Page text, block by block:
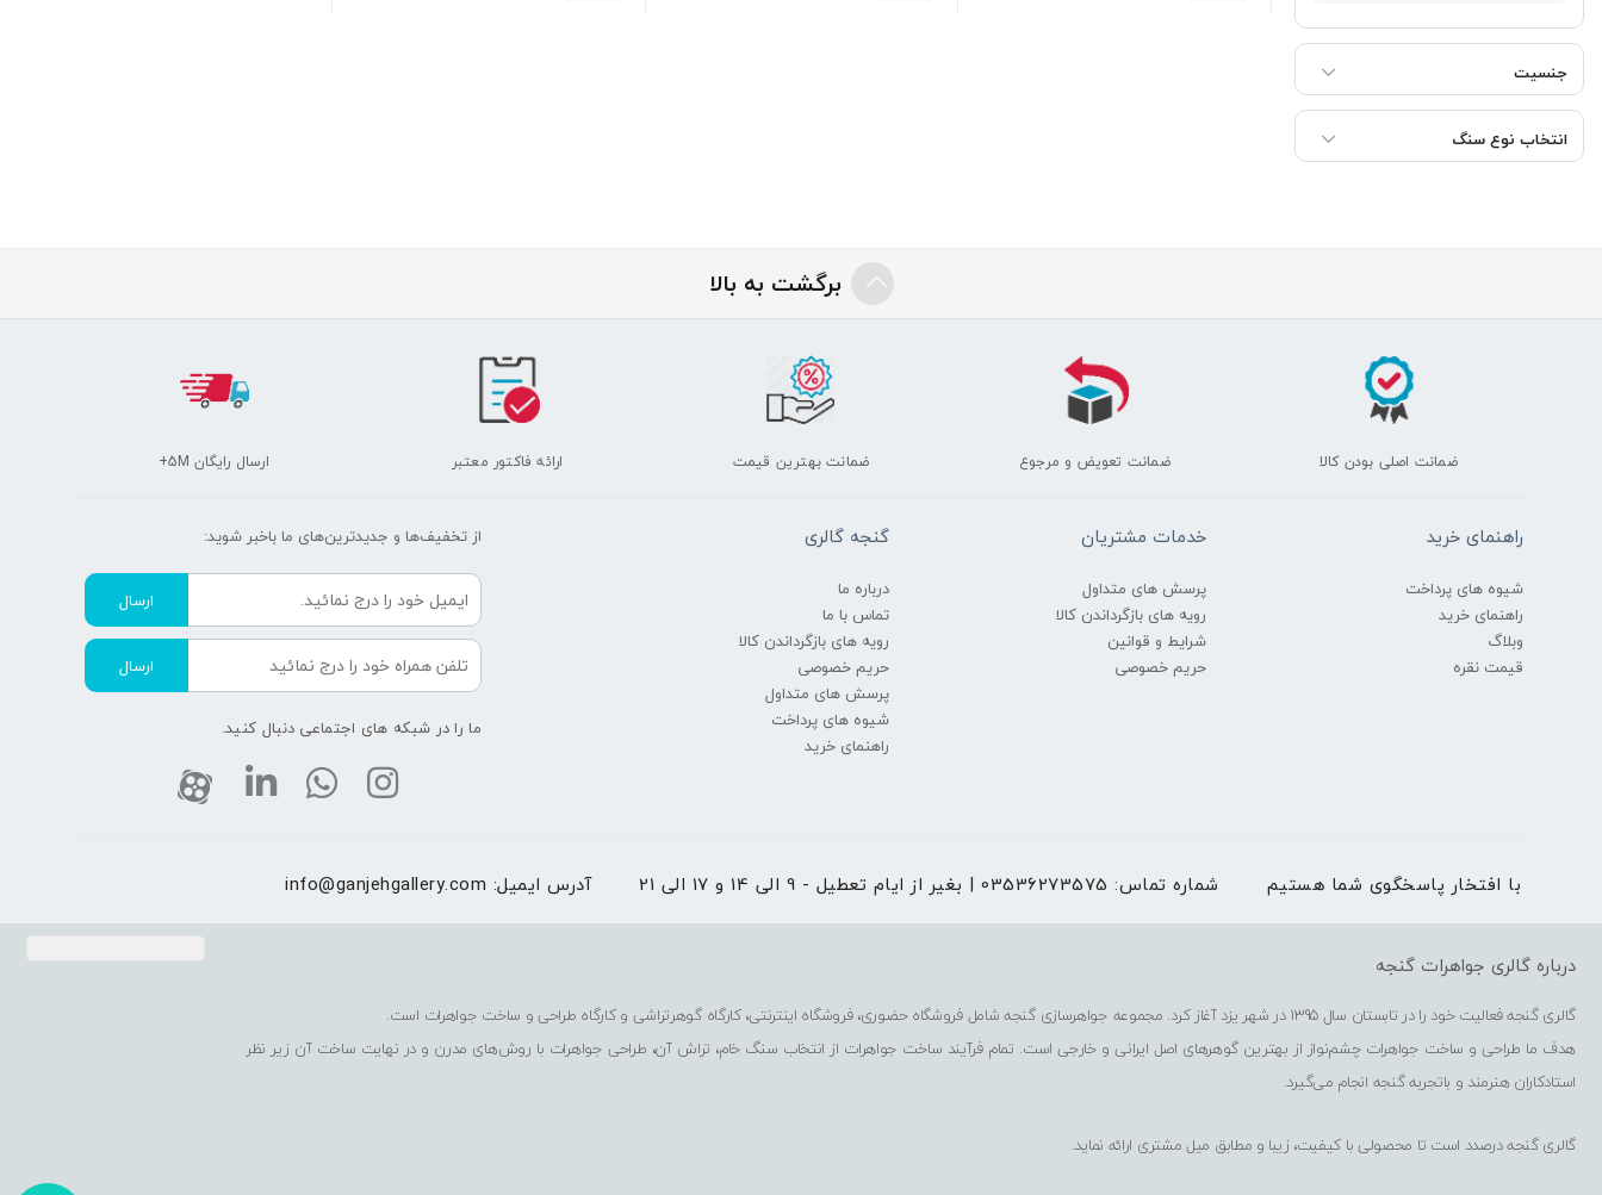
جنسیت
انتخاب نوع سنگ
برگشت به بالا
ضمانت اصلی بودن کالا ضمانت تعویض و مرجوع ضمانت بهترین قیمت ارائه فاکتور معتبر ارسال رایگان 5M+
راهنمای خرید
شیوه های پرداخت
راهنمای خرید
وبلاگ
قیمت نقره
خدمات مشتریان
پرسش های متداول
رویه های بازگرداندن کالا
شرایط و قوانین
حریم خصوصی
گنجه گالری
درباره ما
تماس با ما
رویه های بازگرداندن کالا
حریم خصوصی
پرسش های متداول
شیوه های پرداخت
راهنمای خرید
از تخفیف‌ها و جدیدترین‌های ما‌ باخبر شوید:
ارسال
ارسال
ما را در شبکه های اجتماعی دنبال کنید.
با افتخار پاسخگوی شما هستیم شماره تماس: 03536273575 | بغیر از ایام تعطیل - 9 الی 14 و 17 الی 21 آدرس ایمیل: info@ganjehgallery.com
درباره گالری جواهرات گنجه
گالری گنجه فعالیت خود را در تابستان سال 1395 در شهر یزد آغاز کرد. مجموعه جواهرسازی گنجه شامل فروشگاه حضوری، فروشگاه اینترنتی، کارگاه گوهرتراشی و کارگاه طراحی و ساخت جواهرات است.
هدف ما طراحی و ساخت جواهرات چشم‌نواز از بهترین گوهرهای اصل ایرانی و خارجی است. تمام فرآیند ساخت جواهرات از انتخاب سنگ خام، تراش آن، طراحی جواهرات با روش‌های مدرن و در نهایت ساخت آن زیر نظر
استادکاران هنرمند و باتجربه گنجه انجام می‌گیرد.
گالری گنجه درصدد است تا محصولی با کیفیت، زیبا و مطابق میل مشتری ارائه نماید.